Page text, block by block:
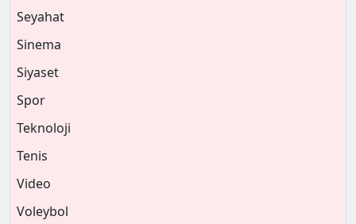
Seyahat
Sinema
Siyaset
Spor
Teknoloji
Tenis
Video
Voleybol